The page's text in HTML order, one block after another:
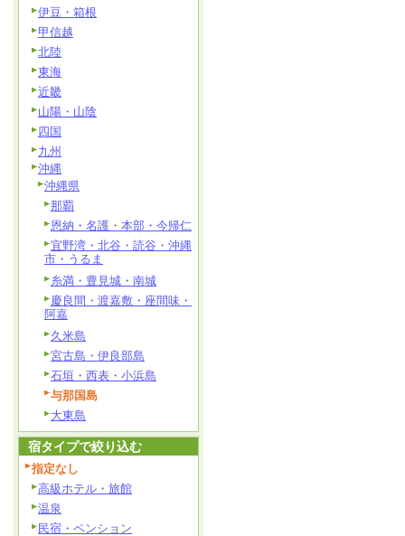
伊豆・箱根
甲信越
北陸
東海
近畿
山陽・山陰
四国
九州
沖縄
沖縄県
那覇
恩納・名護・本部・今帰仁
宜野湾・北谷・読谷・沖縄
市・うるま
糸満・豊見城・南城
慶良間・渡嘉敷・座間味・
阿嘉
久米島
宮古島・伊良部島
石垣・西表・小浜島
与那国島
大東島
宿タイプで絞り込む
指定なし
高級ホテル・旅館
温泉
民宿・ペンション